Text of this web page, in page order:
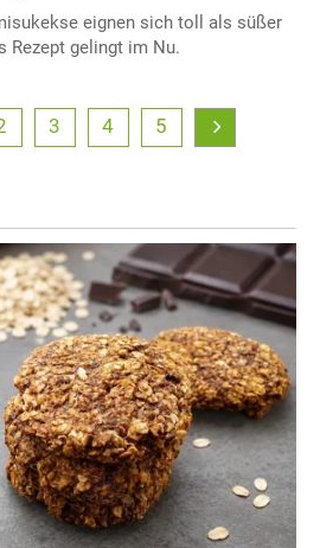
eignen sich toll als süßer
Rezept gelingt im Nu.
3 4 5